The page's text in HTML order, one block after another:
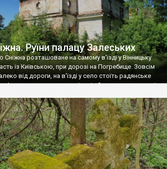
Руїни палацу Залеських
Сніжна розташоване на самому в’їзді у Вінницьку
із Київською, при дорозі на Погребище. Зовсім
від дороги, на в’їзді у село стоїть радянське
пано, яке показує жінку і яблуню, а трохи далі,
їх не видно, але видно дві стареньких колії у траві –